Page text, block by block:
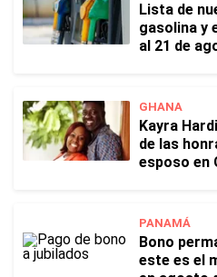
Lista de
gasolina y
al 21 de
GHANA
Kayra
de las
esposo en
PANAMÁ
Bono
este es el